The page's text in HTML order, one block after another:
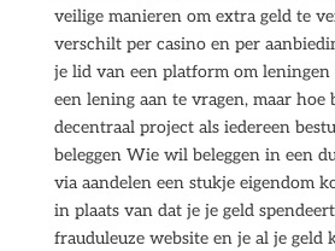
veilige manieren om extra geld te
verschilt per casino en per
je lid van een platform om
een lening aan te vragen, maar hoe
decentraal project als iedereen
beleggen Wie wil beleggen in een
via aandelen een stukje eigendom
in plaats van dat je je geld
frauduleuze website en je al je